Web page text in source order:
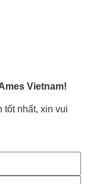
Vietnam!
tốt nhất, xin vui